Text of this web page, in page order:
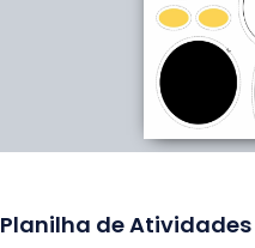
Planilha de